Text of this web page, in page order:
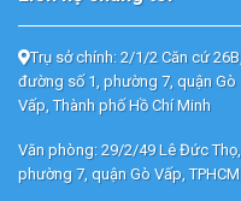
Trụ sở chính: 2/1/2 Căn cứ 26B,
đường số 1, phường 7, quận Gò
Vấp, Thành phố Hồ Chí Minh
Văn phòng: 29/2/49 Lê Đức Thọ,
phường 7, quận Gò Vấp, TPHCM